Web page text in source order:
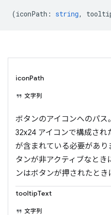
(iconPath : string,
iconPath
文字列
ボタンのアイコンへのパ
32x24 アイコンで構成され
が含まれている必要があり
タンが非アクティブなとき
ンはボタンが押されたとき
tooltipText
文字列